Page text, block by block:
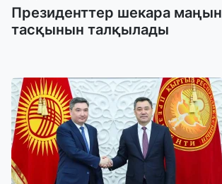
Президенттер шекара
тасқынын талқылады